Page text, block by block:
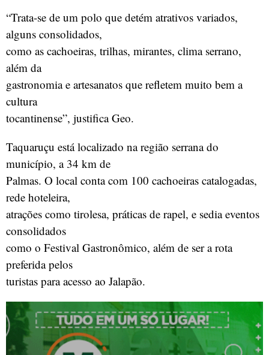
“Trata-se de um polo que detém atrativos variados,
alguns consolidados,
como as cachoeiras, trilhas, mirantes, clima serrano,
além da
gastronomia e artesanatos que refletem muito bem a
cultura
tocantinense”, justifica Geo.
Taquaruçu está localizado na região serrana do
município, a 34 km de
Palmas. O local conta com 100 cachoeiras catalogadas,
rede hoteleira,
atrações como tirolesa, práticas de rapel, e sedia eventos
consolidados
como o Festival Gastronômico, além de ser a rota
preferida pelos
turistas para acesso ao Jalapão.